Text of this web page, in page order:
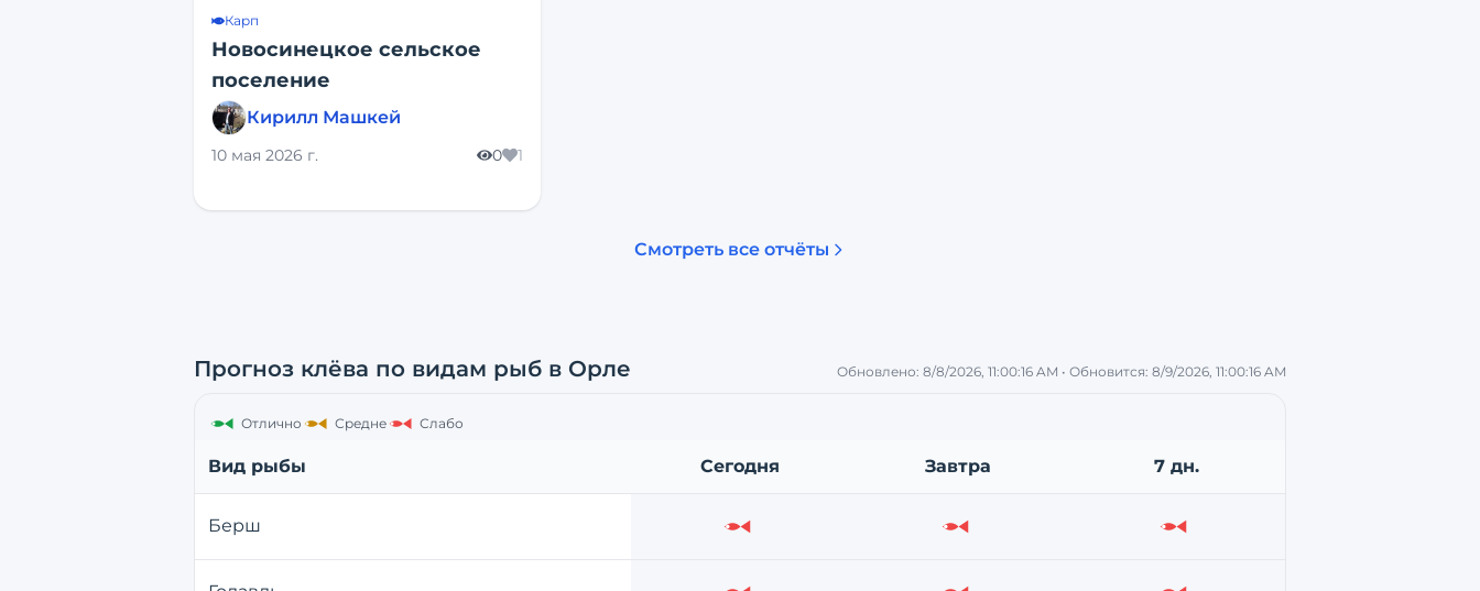
Карп
Новосинецкое сельское
поселение
Кирилл Машкей
10 мая 2026 г. 0 1
Смотреть все отчёты
Прогноз клёва по видам рыб в Орле Обновлено: 8/8/2026, 11:00:16 AM • Обновится: 8/9/2026, 11:00:16 AM
Отлично Средне Слабо
Вид рыбы Сегодня Завтра 7 дн.
Берш
Слабо Слабо Слабо